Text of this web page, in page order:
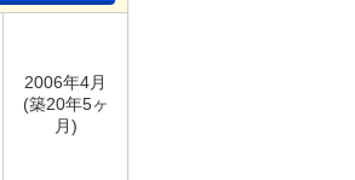
2006年4月
(築20年5ヶ
月)